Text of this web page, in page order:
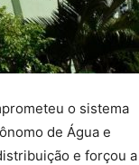
o sistema
de Água e
e forçou a